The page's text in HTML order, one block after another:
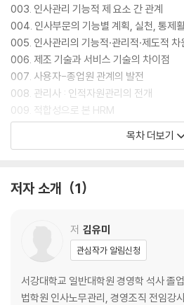
003. 인사관리 기능적 제 요소 간 관계
004. 인사부문의 기능별 계획, 실천, 통제
005. 인사관리의 기능적·관리적·제도적 차
006. 제조 기술과 서비스 기술의 차이점
007. 사용자-종업원 관계의 발전
008. 관리사 : 인적자원관리의 전개
009. 적합성으로 본 HRM
010. 호손 실험의 결과
014. 상황적합이론의 개념적 모형
016. 기술발전에 따른 직무 자격요건의 변화
017. 4차 산업혁명
018. 홉스테드(G. Hofstede)의 비교문화
019. Miles and Snow’s Strategy
020. 마일즈와 스노우(Miles & Snow)의
목차 더보기
저자 소개 1
저 김유미
관심작가 알림신청
서강대학교 일반대학원 경영학 석사 졸
법학원 인사노무관리, 경영조직 전임강